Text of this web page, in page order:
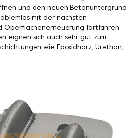
und den neuen Betonuntergrund
mit der nächsten
Oberflächenerneuerung fortfahren
eignen sich auch sehr gut zum
wie Epoxidharz, Urethan,